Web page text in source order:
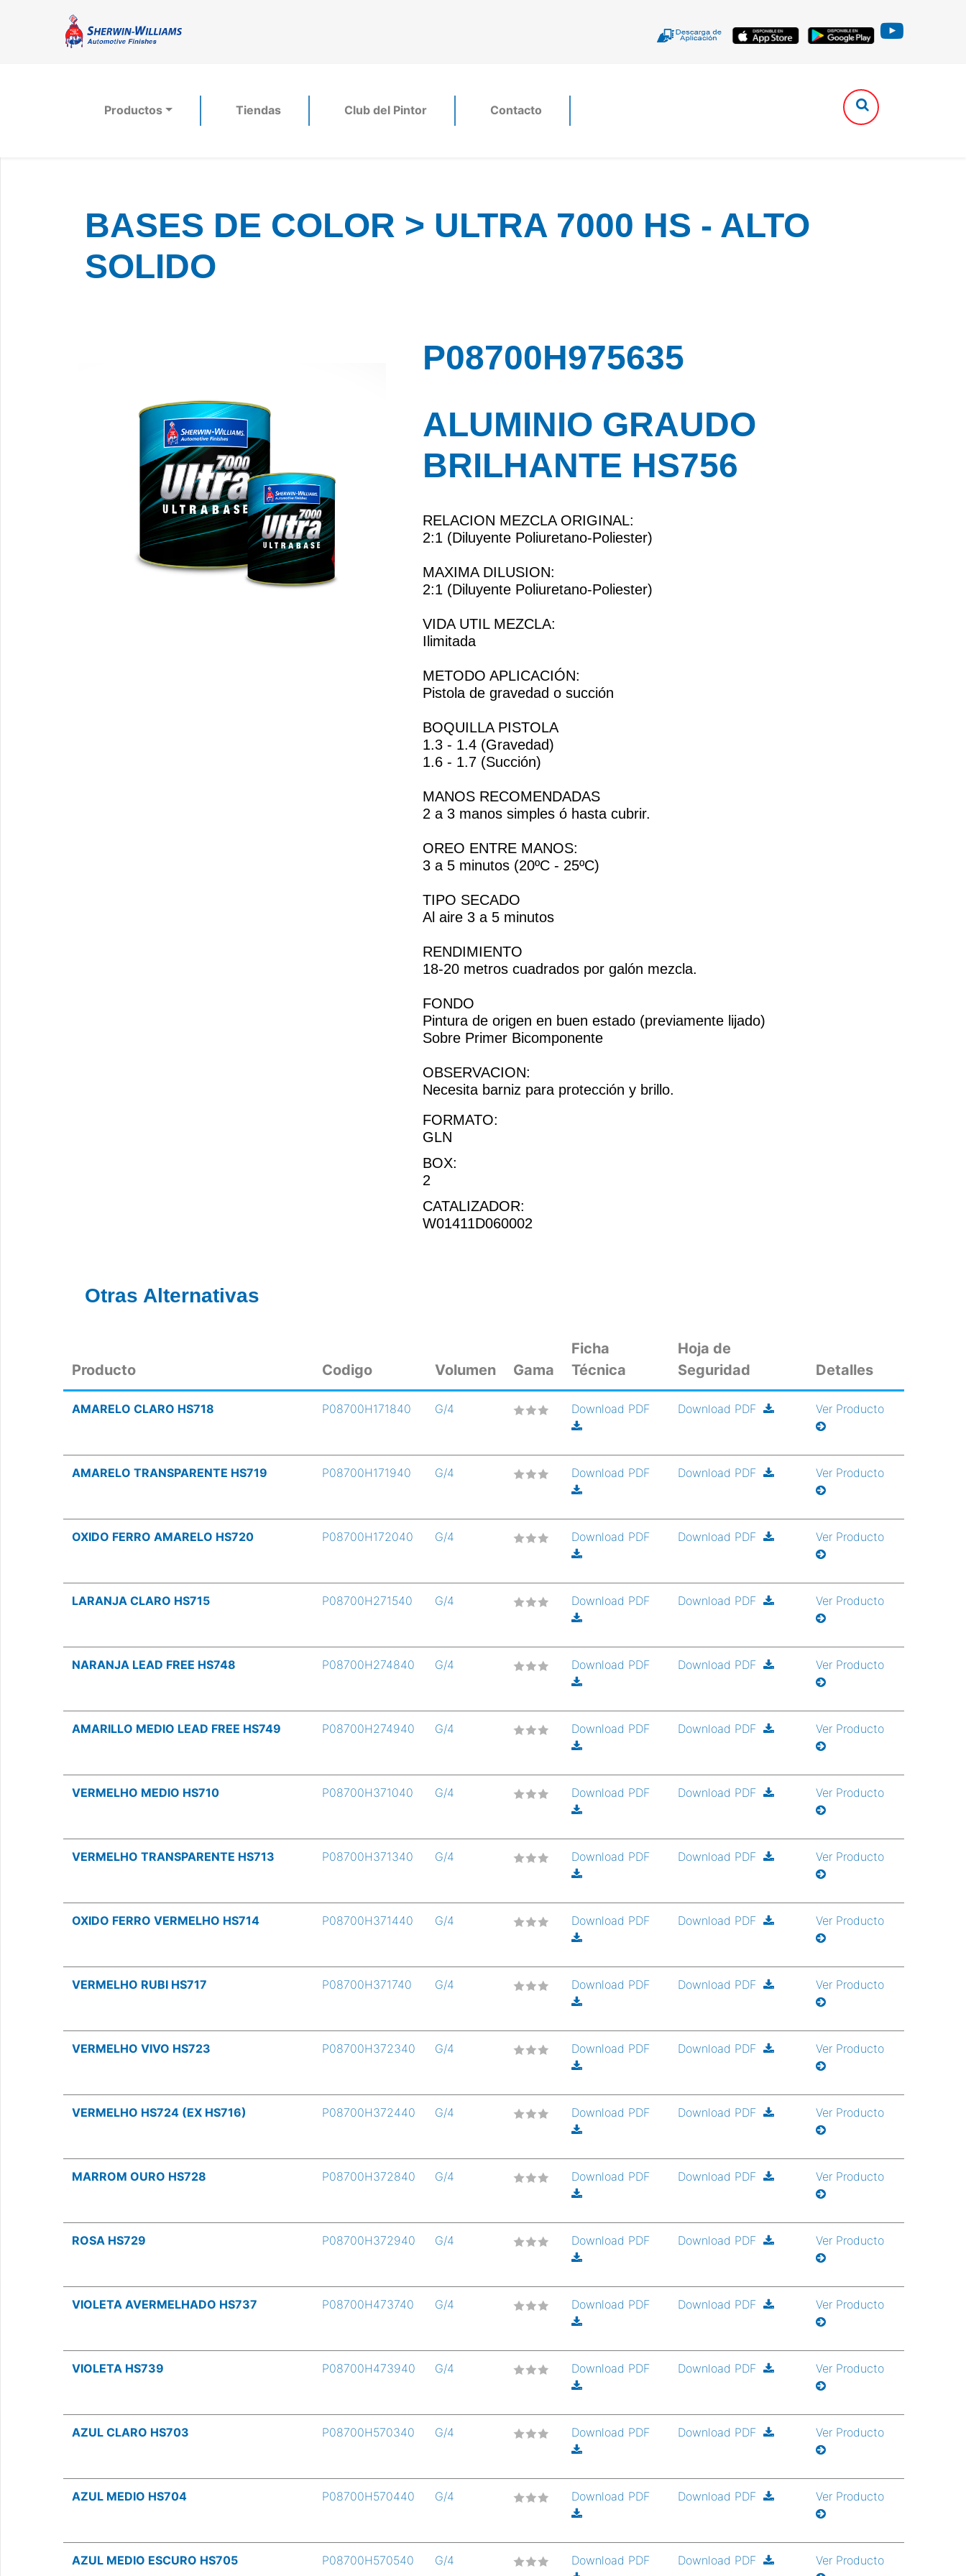
Productos Tiendas Club del Pintor Contacto
BASES DE COLOR > ULTRA 7000 HS - ALTO
SOLIDO
P08700H975635
ALUMINIO GRAUDO
BRILHANTE HS756
RELACION MEZCLA ORIGINAL:
2:1 (Diluyente Poliuretano-Poliester)
MAXIMA DILUSION:
2:1 (Diluyente Poliuretano-Poliester)
VIDA UTIL MEZCLA:
Ilimitada
METODO APLICACIÓN:
Pistola de gravedad o succión
BOQUILLA PISTOLA
1.3 - 1.4 (Gravedad)
1.6 - 1.7 (Succión)
MANOS RECOMENDADAS
2 a 3 manos simples ó hasta cubrir.
OREO ENTRE MANOS:
3 a 5 minutos (20ºC - 25ºC)
TIPO SECADO
Al aire 3 a 5 minutos
RENDIMIENTO
18-20 metros cuadrados por galón mezcla.
FONDO
Pintura de origen en buen estado (previamente lijado)
Sobre Primer Bicomponente
OBSERVACION:
Necesita barniz para protección y brillo.
FORMATO:
GLN
BOX:
2
CATALIZADOR:
W01411D060002
Otras Alternativas
Producto Codigo Volumen Gama
Ficha
Técnica
Hoja de
Seguridad
Detalles
AMARELO CLARO HS718 P08700H171840 G/4 Download PDF Download PDF Ver Producto
AMARELO TRANSPARENTE HS719 P08700H171940 G/4 Download PDF Download PDF Ver Producto
OXIDO FERRO AMARELO HS720 P08700H172040 G/4 Download PDF Download PDF Ver Producto
LARANJA CLARO HS715 P08700H271540 G/4 Download PDF Download PDF Ver Producto
NARANJA LEAD FREE HS748 P08700H274840 G/4 Download PDF Download PDF Ver Producto
AMARILLO MEDIO LEAD FREE HS749 P08700H274940 G/4 Download PDF Download PDF Ver Producto
VERMELHO MEDIO HS710 P08700H371040 G/4 Download PDF Download PDF Ver Producto
VERMELHO TRANSPARENTE HS713 P08700H371340 G/4 Download PDF Download PDF Ver Producto
OXIDO FERRO VERMELHO HS714 P08700H371440 G/4 Download PDF Download PDF Ver Producto
VERMELHO RUBI HS717 P08700H371740 G/4 Download PDF Download PDF Ver Producto
VERMELHO VIVO HS723 P08700H372340 G/4 Download PDF Download PDF Ver Producto
VERMELHO HS724 (EX HS716) P08700H372440 G/4 Download PDF Download PDF Ver Producto
MARROM OURO HS728 P08700H372840 G/4 Download PDF Download PDF Ver Producto
ROSA HS729 P08700H372940 G/4 Download PDF Download PDF Ver Producto
VIOLETA AVERMELHADO HS737 P08700H473740 G/4 Download PDF Download PDF Ver Producto
VIOLETA HS739 P08700H473940 G/4 Download PDF Download PDF Ver Producto
AZUL CLARO HS703 P08700H570340 G/4 Download PDF Download PDF Ver Producto
AZUL MEDIO HS704 P08700H570440 G/4 Download PDF Download PDF Ver Producto
AZUL MEDIO ESCURO HS705 P08700H570540 G/4 Download PDF Download PDF Ver Producto